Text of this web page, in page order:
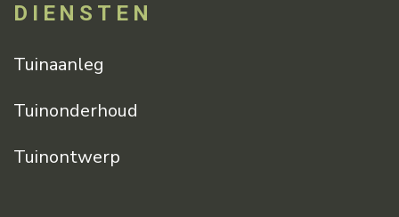
DIENSTEN
Tuinaanleg
Tuinonderhoud
Tuinontwerp